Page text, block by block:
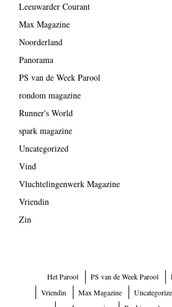
Leeuwarder Courant
Max Magazine
Noorderland
Panorama
PS van de Week Parool
rondom magazine
Runner's World
spark magazine
Uncategorized
Vind
Vluchtelingenwerk Magazine
Vriendin
Zin
Het Parool PS van de Week Parool
Vriendin
Max Magazine